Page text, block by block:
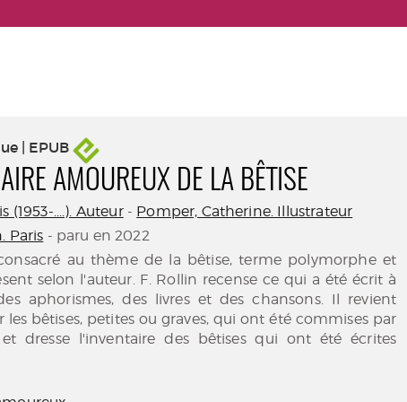
| EPUB
AMOUREUX DE LA BÊTISE
(1953-....). Auteur- Pomper, Catherine. Illustrateur
Paris - paru en 2022
au thème de la bêtise, terme polymorphe et
selon l'auteur. F. Rollin recense ce qui a été écrit à
aphorismes, des livres et des chansons. Il revient
les bêtises, petites ou graves, qui ont été commises par
dresse l'inventaire des bêtises qui ont été écrites